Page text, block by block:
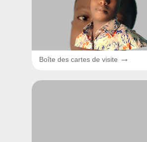
Boîte des cartes de visite →